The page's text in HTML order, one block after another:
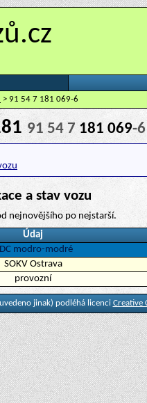
> 91 54 7 181 069-6
91 54 7 181 069-6
a stav vozu
nejnovějšího po nejstarší.
Údaj
modro-modré
SOKV Ostrava
provozní
jinak) podléhá licenci Creative